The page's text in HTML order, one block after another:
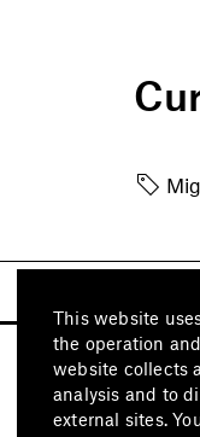
This website
the operation
website collects
analysis and to
external sites.